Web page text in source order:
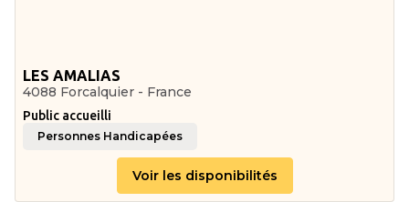
LES AMALIAS
4088 Forcalquier - France
Public accueilli
Personnes Handicapées
Voir les disponibilités